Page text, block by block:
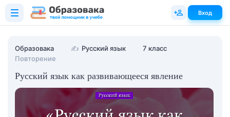
Образовака ✍ Русский язык
7 класс
Повторение
Русский язык как развивающееся явление
Вход